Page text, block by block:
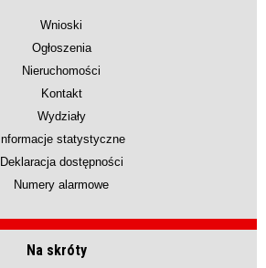
Wnioski
Ogłoszenia
Nieruchomości
Kontakt
Wydziały
Informacje statystyczne
Deklaracja dostępności
Numery alarmowe
Na skróty